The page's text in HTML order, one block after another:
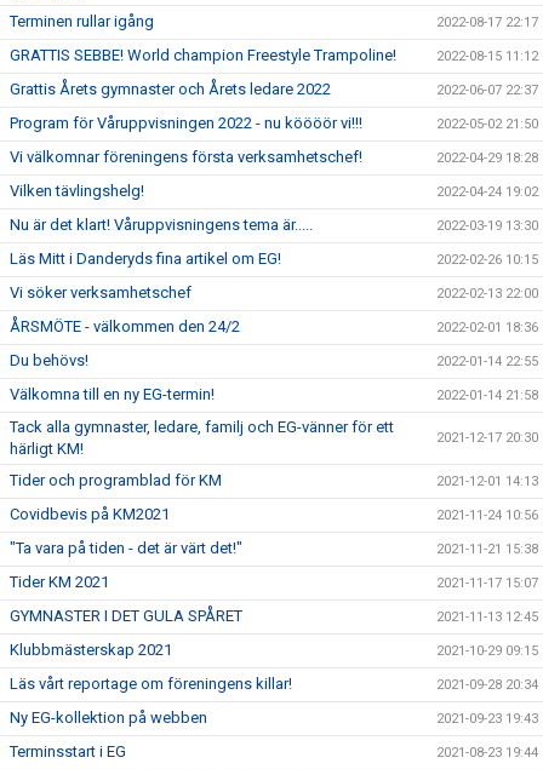
Terminen rullar igång 2022-08-17 22:17
GRATTIS SEBBE! World champion Freestyle Trampoline! 2022-08-15 11:12
Grattis Årets gymnaster och Årets ledare 2022 2022-06-07 22:37
Program för Våruppvisningen 2022 - nu köööör vi!!! 2022-05-02 21:50
Vi välkomnar föreningens första verksamhetschef! 2022-04-29 18:28
Vilken tävlingshelg! 2022-04-24 19:02
Nu är det klart! Våruppvisningens tema är..... 2022-03-19 13:30
Läs Mitt i Danderyds fina artikel om EG! 2022-02-26 10:15
Vi söker verksamhetschef 2022-02-13 22:00
ÅRSMÖTE - välkommen den 24/2 2022-02-01 18:36
Du behövs! 2022-01-14 22:55
Välkomna till en ny EG-termin! 2022-01-14 21:58
Tack alla gymnaster, ledare, familj och EG-vänner för ett
härligt KM!
2021-12-17 20:30
Tider och programblad för KM 2021-12-01 14:13
Covidbevis på KM2021 2021-11-24 10:56
"Ta vara på tiden - det är värt det!" 2021-11-21 15:38
Tider KM 2021 2021-11-17 15:07
GYMNASTER I DET GULA SPÅRET 2021-11-13 12:45
Klubbmästerskap 2021 2021-10-29 09:15
Läs vårt reportage om föreningens killar! 2021-09-28 20:34
Ny EG-kollektion på webben 2021-09-23 19:43
Terminsstart i EG 2021-08-23 19:44